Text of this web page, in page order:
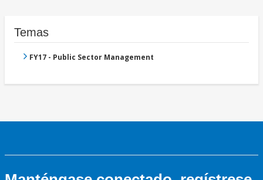
Temas
FY17 - Public Sector Management